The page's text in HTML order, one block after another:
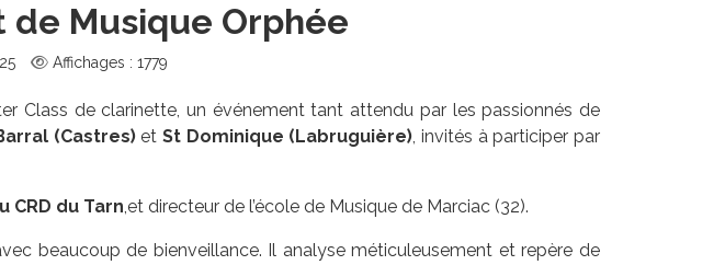
Musique Orphée
Affichages : 1779
Class de clarinette, un événement tant attendu par les passionnés de
(Castres)et St Dominique (Labruguière), invités à participer par
CRD du Tarn,et directeur de l’école de Musique de Marciac (32).
beaucoup de bienveillance. Il analyse méticuleusement et repère de